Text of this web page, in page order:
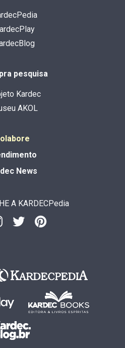
pesquisa
Kardec
AKOL
News
A KARDECPedia